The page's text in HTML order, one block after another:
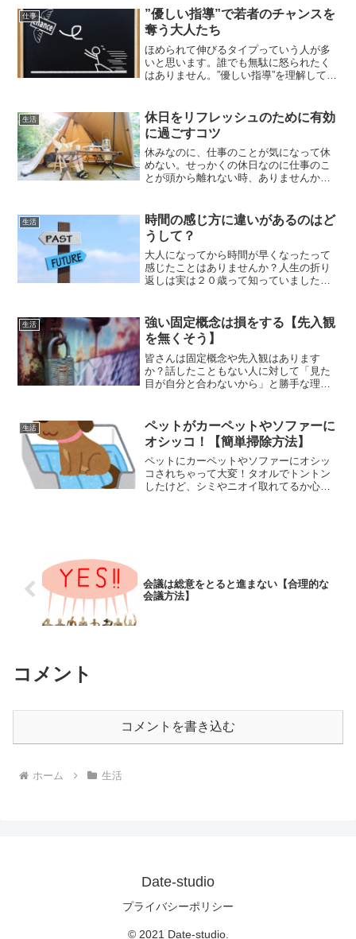
いますが、効果ってそんなに違うのでし
ょうか。
仕事
”優しい指導”で若者のチャンスを
奪う大人たち
ほめられて伸びるタイプっていう人が多
いと思います。誰でも無駄に怒られたく
はありません。”優しい指導”を理解して居
まうかもしれませんよ。
生活
休日をリフレッシュのために有効
に過ごすコツ
休みなのに、仕事のことが気になって休
めない。せっかくの休日なのに仕事のこ
とが頭から離れない時、ありませんか？
す。休日を上手に活用してリフレッシュ
するコツを紹介します。
生活
時間の感じ方に違いがあるのはど
うして？
大人になってから時間が早くなったって
感じたことはありませんか？人生の折り
返しは実は２０歳って知っていました
る方法もあります。時間を長く感じて素
敵な人生を過ごしましょう。
生活
強い固定概念は損をする【先入観
を無くそう】
皆さんは固定概念や先入観はあります
か？話したこともない人に対して「見た
目が自分と合わないから」と勝手な理由
てしまうと行動が限定的になってしまい
自己成長のスピードが遅くなります。
生活
ペットがカーペットやソファーに
オシッコ！【簡単掃除方法】
ペットにカーペットやソファーにオシッ
コされちゃって大変！タオルでトントン
したけど、シミやニオイ取れてるか心
会議は総意をとると進まない【合理的な
会議方法】
コメント
コメントを書き込む
ホーム 生活
Date-studio
プライバシーポリシー
© 2021 Date-studio.